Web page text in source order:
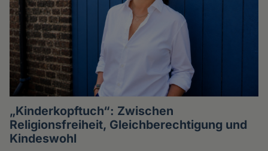
„Kinderkopftuch“: Zwischen
Religionsfreiheit, Gleichberechtigung und
Kindeswohl